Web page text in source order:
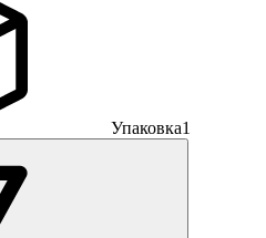
Упаковка1